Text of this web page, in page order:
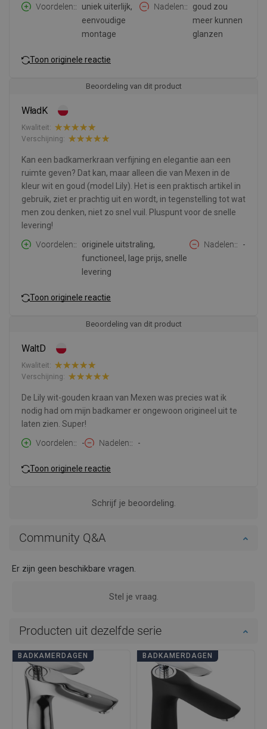
Voordelen:
uniek uiterlijk,
eenvoudige
montage
Nadelen:
goud zou
meer kunnen
glanzen
Toon originele reactie
Beoordeling van dit product
WładK
Kwaliteit:
Verschijning:
Kan een badkamerkraan verfijning en elegantie aan een
ruimte geven? Dat kan, maar alleen die van Mexen in de
kleur wit en goud (model Lily). Het is een praktisch artikel in
gebruik, ziet er prachtig uit en wordt, in tegenstelling tot wat
men zou denken, niet zo snel vuil. Pluspunt voor de snelle
levering!
Voordelen:
originele uitstraling,
functioneel, lage prijs, snelle
levering
Nadelen: -
Toon originele reactie
Beoordeling van dit product
WaltD
Kwaliteit:
Verschijning:
De Lily wit-gouden kraan van Mexen was precies wat ik
nodig had om mijn badkamer er ongewoon origineel uit te
laten zien. Super!
Voordelen:
- Nadelen: -
Toon originele reactie
Schrijf je beoordeling.
Community Q&A
Er zijn geen beschikbare vragen.
Stel je vraag.
Producten uit dezelfde serie
BADKAMERDAGEN BADKAMERDAGEN